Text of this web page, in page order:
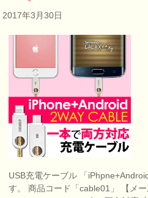
2017年3月30日
USB充電ケーブル 「
す。 商品コード「cable01」 【メ